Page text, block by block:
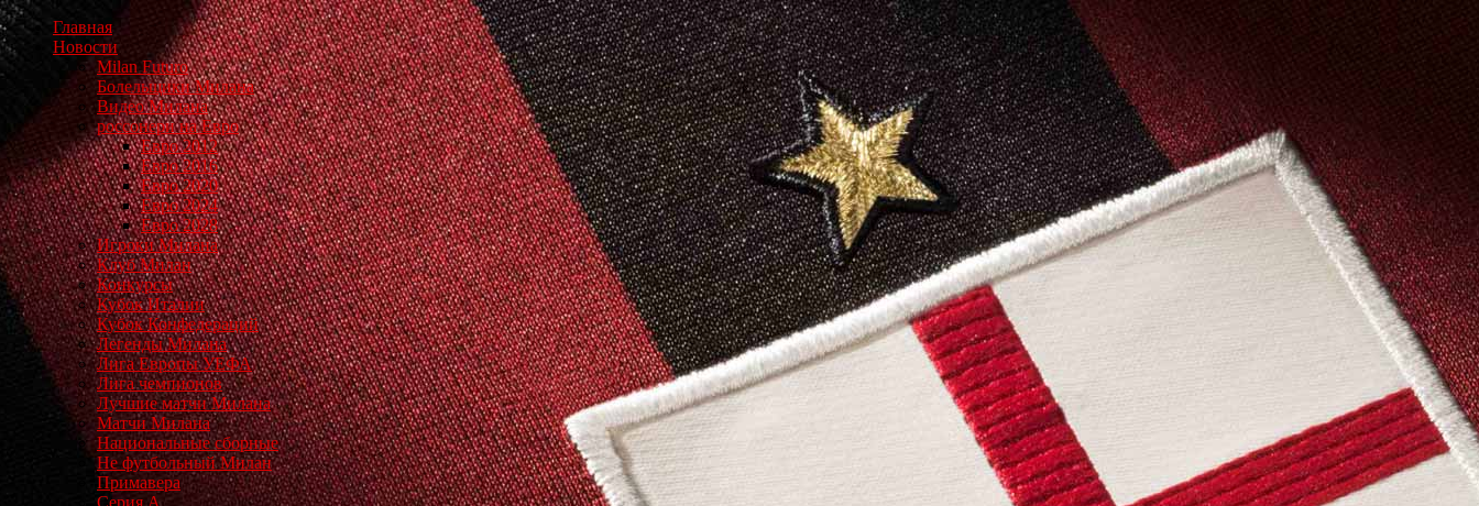
Главная
Новости
Milan Futuro
Болельщики Милана
Видео Милана
россонери на Евро
Евро 2012
Евро 2016
Евро 2020
Евро 2024
Евро 2028
Игроки Милана
Клуб Милан
Конкурсы
Кубок Италии
Кубок Конфедераций
Легенды Милана
Лига Европы УЕФА
Лига чемпионов
Лучшие матчи Милана
Матчи Милана
Национальные сборные
Не футбольный Милан
Примавера
Серия А